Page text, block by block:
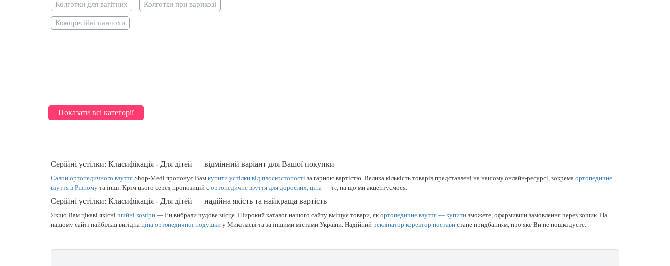
Колготки для вагітних Колготки при варикозі
Компресійні панчохи
Показати всі категорії
Серійні устілки: Класифікація - Для дітей — відмінний варіант для Вашої покупки
Салон ортопедичного взуття Shop-Medi пропонує Вам купити устілки від плоскостопості за гарною вартістю. Велика кількість товарів представлені на нашому онлайн-ресурсі, зокрема ортопедичне
взуття в Рівному та інші. Крім цього серед пропозицій є ортопедичне взуття для дорослих, ціна — те, на що ми акцентуємося.
Серійні устілки: Класифікація - Для дітей — надійна якість та найкраща вартість
Якщо Вам цікаві якісні шийні коміри — Ви вибрали чудове місце. Широкий каталог нашого сайту вміщує товари, якортопедичне взуття — купити зможете, оформивши замовлення через кошик. На
нашому сайті найбільш вигідна ціна ортопедичної подушки у Миколаєві та за іншими містами України. Надійний реклінатор коректор постави стане придбанням, про яке Ви не пошкодуєте.